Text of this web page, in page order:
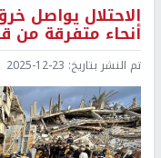
الاحتلال يواصل
أنحاء متفرقة من
تم النشر بتاريخ: 2025-12-23 09:11